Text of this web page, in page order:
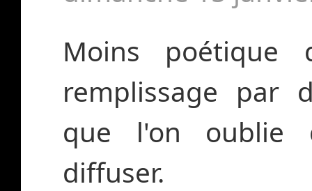
Moins poétique
remplissage par
que l'on oublie
diffuser.